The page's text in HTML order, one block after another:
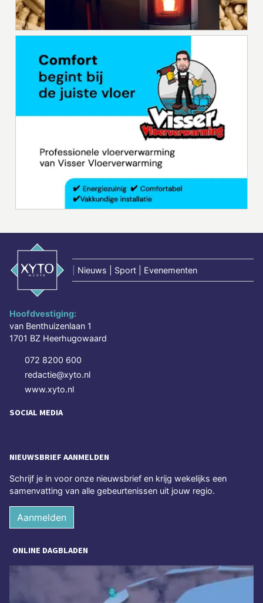
Nieuws | Sport | Evenementen
Hoofdvestiging:
van Benthuizenlaan 1
1701 BZ Heerhugowaard
072 8200 600
redactie@xyto.nl
www.xyto.nl
SOCIAL MEDIA
NIEUWSBRIEF AANMELDEN
Schrijf je in voor onze nieuwsbrief en krijg wekelijks een
samenvatting van alle gebeurtenissen uit jouw regio.
Aanmelden
ONLINE DAGBLADEN